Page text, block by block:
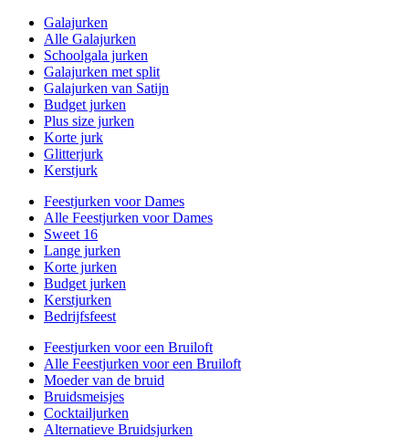
Galajurken
Alle Galajurken
Schoolgala jurken
Galajurken met split
Galajurken van Satijn
Budget jurken
Plus size jurken
Korte jurk
Glitterjurk
Kerstjurk
Feestjurken voor Dames
Alle Feestjurken voor Dames
Sweet 16
Lange jurken
Korte jurken
Budget jurken
Kerstjurken
Bedrijfsfeest
Feestjurken voor een Bruiloft
Alle Feestjurken voor een Bruiloft
Moeder van de bruid
Bruidsmeisjes
Cocktailjurken
Alternatieve Bruidsjurken